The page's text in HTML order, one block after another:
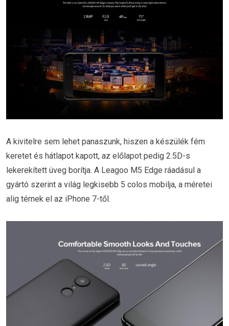
A kivitelre sem lehet panaszunk, hiszen a készülék fém
keretet és hátlapot kapott, az előlapot pedig 2.5D-s
lekerekített üveg borítja. A Leagoo M5 Edge ráadásul a
gyártó szerint a világ legkisebb 5 colos mobilja, a méretei
alig térnek el az iPhone 7-től.